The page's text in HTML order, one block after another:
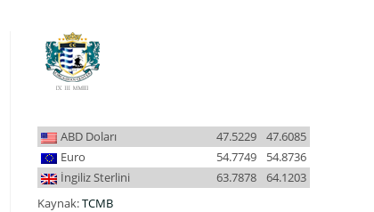
ABD Doları 47.6085
47.5229
Euro
54.8736
54.7749
İngiliz Sterlini
64.1203
63.7878
Kaynak:TCMB